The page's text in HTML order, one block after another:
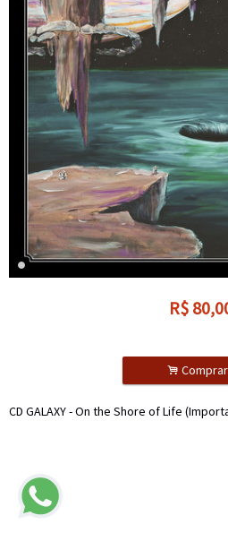
R$
. Comprar
CD GALAXY - On the Shore of Life